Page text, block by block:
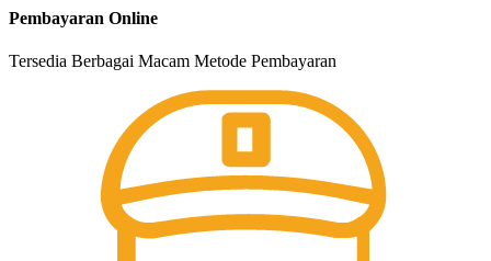
Pembayaran Online
Tersedia Berbagai Macam Metode Pembayaran